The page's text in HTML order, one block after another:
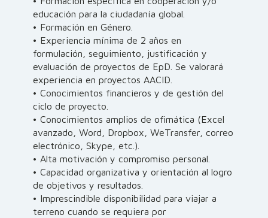
educación para la ciudadanía global.
• Formación en Género.
• Experiencia mínima de 2 años en
formulación, seguimiento, justificación y
evaluación de proyectos de EpD. Se valorará
experiencia en proyectos AACID.
• Conocimientos financieros y de gestión del
ciclo de proyecto.
• Conocimientos amplios de ofimática (Excel
avanzado, Word, Dropbox, WeTransfer, correo
electrónico, Skype, etc.).
• Alta motivación y compromiso personal.
• Capacidad organizativa y orientación al logro
de objetivos y resultados.
• Imprescindible disponibilidad para viajar a
terreno cuando se requiera por